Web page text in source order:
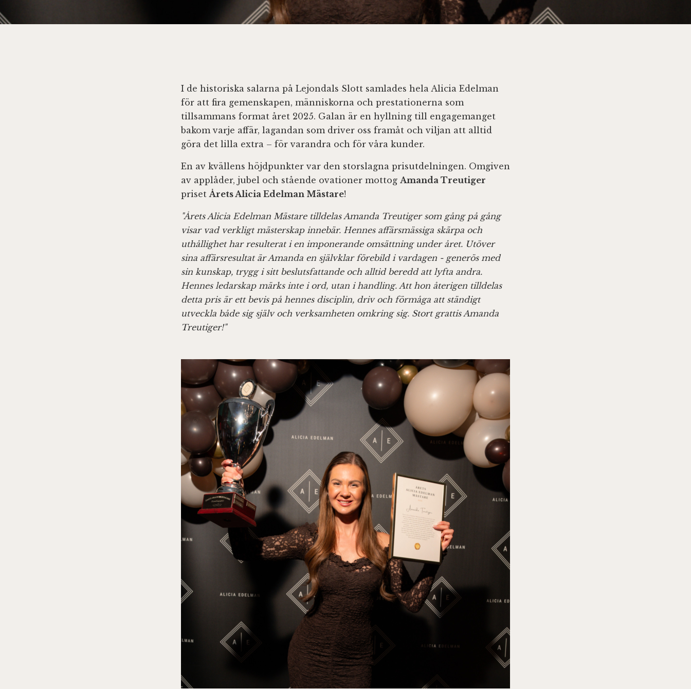
I de historiska salarna på Lejondals Slott samlades hela Alicia Edelman
för att fira gemenskapen, människorna och prestationerna som
tillsammans format året 2025. Galan är en hyllning till engagemanget
bakom varje affär, lagandan som driver oss framåt och viljan att alltid
göra det lilla extra – för varandra och för våra kunder.
En av kvällens höjdpunkter var den storslagna prisutdelningen. Omgiven
av applåder, jubel och stående ovationer mottog Amanda Treutiger
prisetÅrets Alicia Edelman Mästare!
"Årets Alicia Edelman Mästare tilldelas Amanda Treutiger som gång på gång
visar vad verkligt mästerskap innebär. Hennes affärsmässiga skärpa och
uthållighet har resulterat i en imponerande omsättning under året. Utöver
sina affärsresultat är Amanda en självklar förebild i vardagen - generös med
sin kunskap, trygg i sitt beslutsfattande och alltid beredd att lyfta andra.
Hennes ledarskap märks inte i ord, utan i handling. Att hon återigen tilldelas
detta pris är ett bevis på hennes disciplin, driv och förmåga att ständigt
utveckla både sig själv och verksamheten omkring sig. Stort grattis Amanda
Treutiger!"